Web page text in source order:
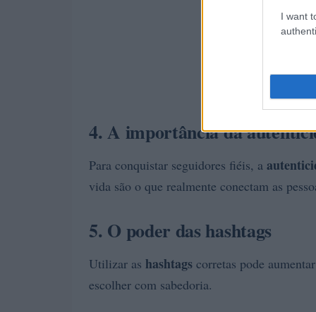
I want
4. A importância da
Para conquistar seguidores fiéis, a
vida são o que realmente conectam as
5. O poder das hashtags
Utilizar as hashtags corretas pode
escolher com sabedoria.